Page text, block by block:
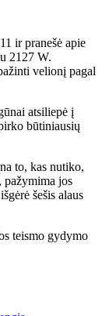
ir pranešė apie
2127 W.
velionį pagal
atsiliepė į
būtiniausių
to, kas nutiko,
pažymima jos
šešis alaus
teismo gydymo